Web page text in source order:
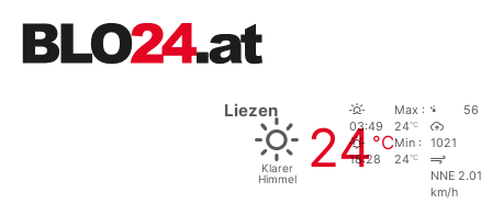
Liezen
Klarer
Himmel
24°C
03:49
18:28
Max :
24°C
Min :
24°C
56
1021
NNE 2.01
km/h